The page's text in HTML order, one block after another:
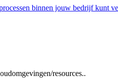
binnen jouw bedrijf kunt
resources..